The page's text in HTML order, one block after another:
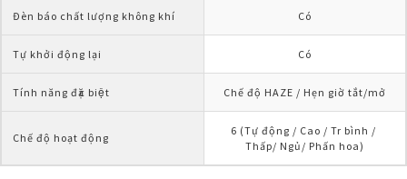
Đèn báo chất lượng không khí Có
Tự khởi động lại Có
Tính năng đặc biệt Chế độ HAZE / Hẹn giờ tắt/mở
Chế độ hoạt động
6 (Tự động / Cao / Tr bình /
Thấp/ Ngủ/ Phấn hoa)